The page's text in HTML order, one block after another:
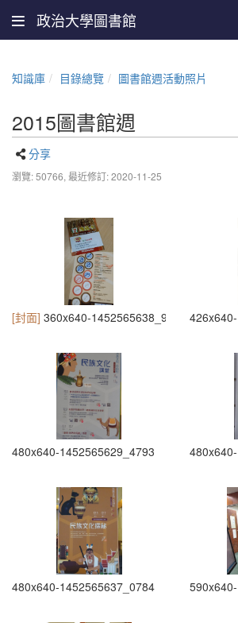
政治大學圖書館
知識庫 目錄總覽 圖書館週活動照片
2015圖書館週
分享
瀏覽: 50766, 最近修訂: 2020-11-25
[封面] 360x640-1452565638_9955
480x640-1452565629_4793
480x640-1452565637_0784